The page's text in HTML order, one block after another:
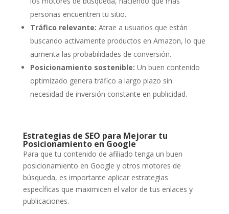
personas encuentren tu sitio.
Tráfico relevante: Atrae a usuarios que están
buscando activamente productos en Amazon, lo que
aumenta las probabilidades de conversión.
Posicionamiento sostenible: Un buen contenido
optimizado genera tráfico a largo plazo sin
necesidad de inversión constante en publicidad.
Estrategias de SEO para Mejorar tu
Posicionamiento en Google
Para que tu contenido de afiliado tenga un buen
posicionamiento en Google y otros motores de
búsqueda, es importante aplicar estrategias
específicas que maximicen el valor de tus enlaces y
publicaciones.